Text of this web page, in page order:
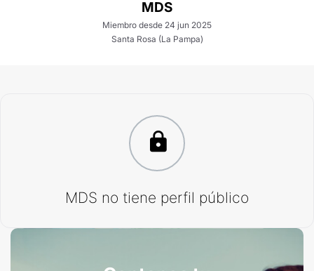
MDS
Miembro desde 24 jun 2025
Santa Rosa (La Pampa)
MDS no tiene perfil público